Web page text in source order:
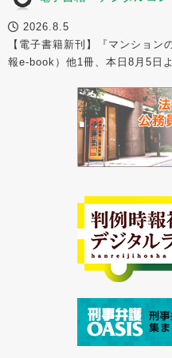
2026.8.5
【電子書籍新刊】『マンショ
報e-book）他1冊、本日8月5日